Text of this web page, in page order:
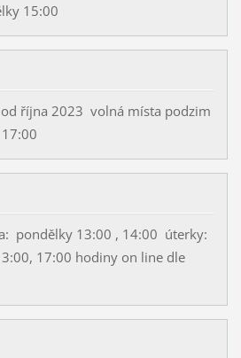
15:00
října 2023 volná místa podzim
pondělky 13:00 , 14:00 úterky:
17:00 hodiny on line dle